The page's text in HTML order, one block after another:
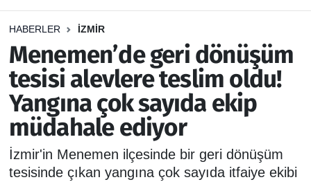
HABERLER İZMİR
Menemen’de geri dönüşüm
tesisi alevlere teslim oldu!
Yangına çok sayıda ekip
müdahale ediyor
İzmir'in Menemen ilçesinde bir geri dönüşüm
tesisinde çıkan yangına çok sayıda itfaiye ekibi
DEPREM
GENEL
EKONOMİ
SİYASET
SPOR
İzmir Namaz Vakitleri
İzmir Trafik Yoğunluk Haritası
Puan Durumu ve Fikstür
Tüm Manşetler
Son Dakika Haberleri